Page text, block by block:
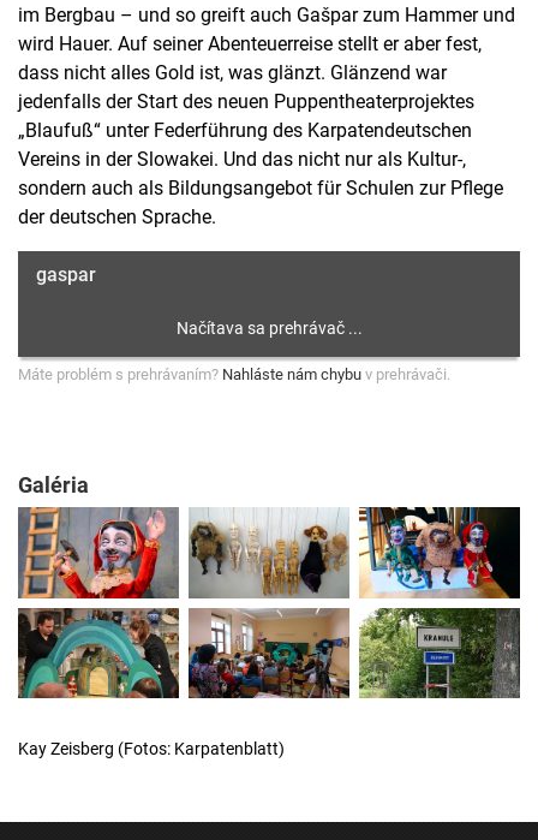
im Bergbau – und so greift auch Gašpar zum Hammer und
wird Hauer. Auf seiner Abenteuerreise stellt er aber fest,
dass nicht alles Gold ist, was glänzt. Glänzend war
jedenfalls der Start des neuen Puppentheaterprojektes
„Blaufuß“ unter Federführung des Karpatendeutschen
Vereins in der Slowakei. Und das nicht nur als Kultur-,
sondern auch als Bildungsangebot für Schulen zur Pflege
der deutschen Sprache.
gaspar
Máte problém s prehrávaním? Nahláste nám chybu v prehrávači.
Galéria
Kay Zeisberg (Fotos: Karpatenblatt)